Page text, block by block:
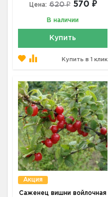
Цена: 620 ₽ 570 ₽
В наличии
Купить
Купить в 1 клик
Акция
Саженец вишни войлочная